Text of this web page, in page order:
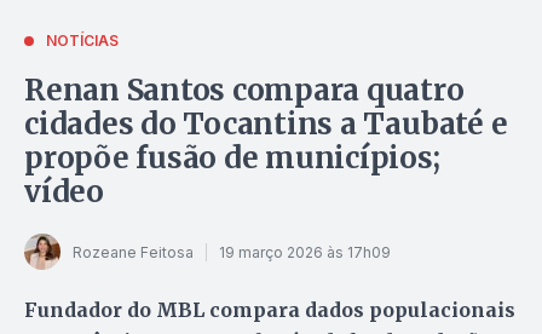
NOTÍCIAS
Renan Santos compara quatro
cidades do Tocantins a Taubaté e
propõe fusão de municípios;
vídeo
Rozeane Feitosa 19 março 2026 às 17h09
Fundador do MBL compara dados populacionais